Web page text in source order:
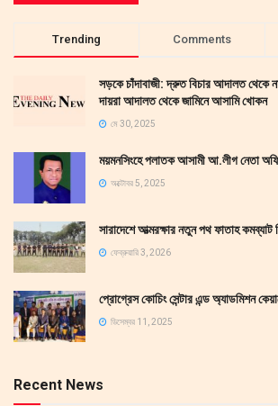
Trending Comments
সড়কে চাঁদাবাজী: দ্রুত বিচার আদালত থেকে
দায়রা আদালত থেকে জামিনে আসামি খোকন
মে 30, 2025
ময়মনসিংহে পলাতক আসামী আ.লীগ নেতা
অক্টোবর 5, 2025
সারাদেশে আত্মরক্ষার নতুন পথ ফাতাহ কমব্যাট
ফেব্রুয়ারি 3, 2026
প্রোগ্রেস কোচিং সেন্টার এন্ড অ্যাডমিশন
ডিসেম্বর 11, 2025
Recent News